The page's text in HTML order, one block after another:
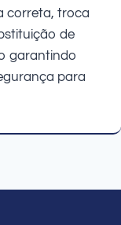
correta, troca
de
garantindo
para